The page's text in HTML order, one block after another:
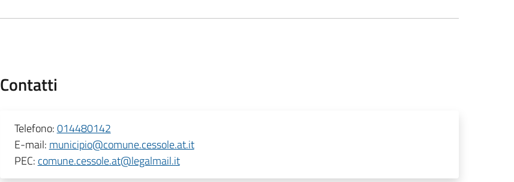
Contatti
Telefono:014480142
E-mail: municipio@comune.cessole.at.it
PEC: comune.cessole.at@legalmail.it